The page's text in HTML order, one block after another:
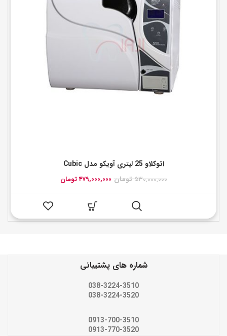
اتوکلاو 25 لیتری آویکو مدل Cubic
۵۳۰,۰۰۰,۰۰۰تومان قیمت
۴۷۹,۰۰۰,۰۰۰تومان
شماره های پشتیبانی
038-3224-3510
038-3224-3520
0913-700-3510
0913-770-3520